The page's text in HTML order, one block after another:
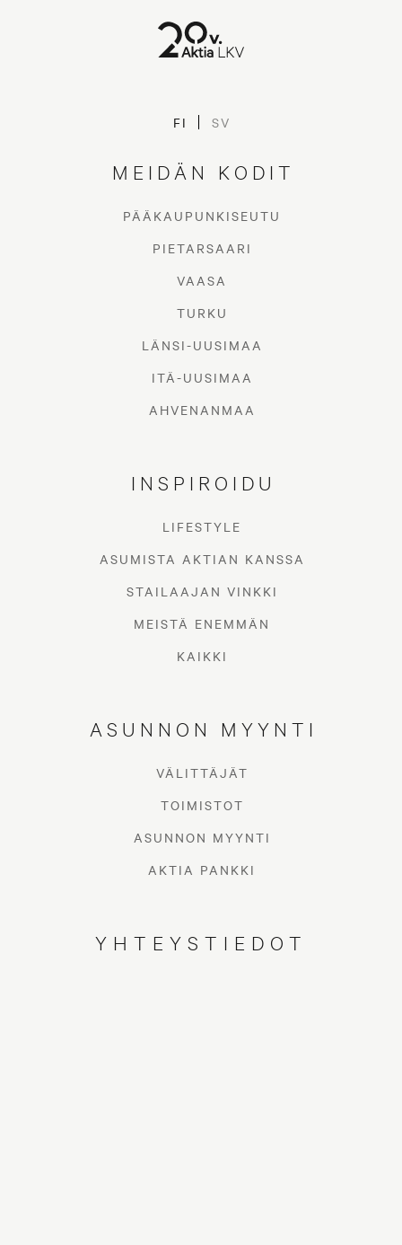
FI SV
MEIDÄN KODIT
PÄÄKAUPUNKISEUTU
PIETARSAARI
VAASA
TURKU
LÄNSI-UUSIMAA
ITÄ-UUSIMAA
AHVENANMAA
INSPIROIDU
LIFESTYLE
ASUMISTA AKTIAN KANSSA
STAILAAJAN VINKKI
MEISTÄ ENEMMÄN
KAIKKI
ASUNNON MYYNTI
VÄLITTÄJÄT
TOIMISTOT
ASUNNON MYYNTI
AKTIA PANKKI
YHTEYSTIEDOT